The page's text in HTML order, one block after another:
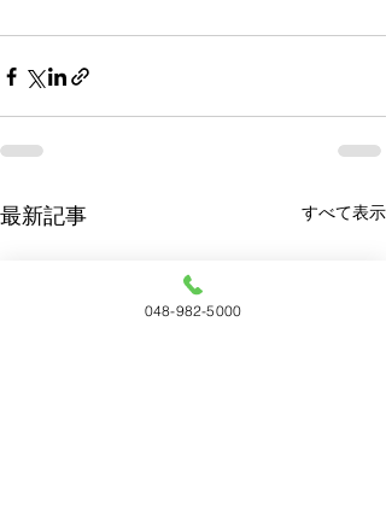
最新記事 すべて表示
048-982-5000